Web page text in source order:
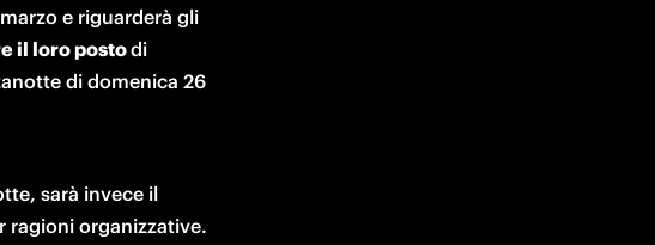
La prima fase prenderà il via alle ore 10.30 di giovedì 23 marzo e riguarderà gli
il loro posto di
di domenica 26
sarà invece il
ragioni organizzative.